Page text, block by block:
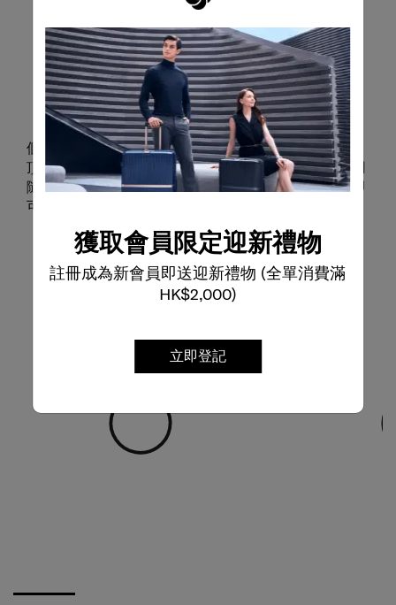
獲取會員限定迎新禮物
註冊成為新會員即送迎新禮物 (全單消費滿
HK$2,000)
立即登記
打造專屬行李箱
個人化套件包含三組可替換配件，分別用於品牌標誌、
頂部手柄及滑輪蓋。更換造型既快捷又簡單，只需使用
隨附工具輕鬆取出原件，再安裝上您喜愛的新配件，即
可展現獨特風格。讓旅行成為展現自我的舞台。